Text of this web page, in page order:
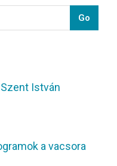
István
a vacsora